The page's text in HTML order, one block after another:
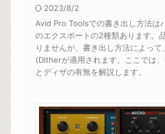
2023/8/2
Avid Pro Toolsでの書き出し方法は
のエクスポートの2種類あります。
りませんが、書き出し方法によっ
(Ditherが適用されます。ここでは
とディザの有無を解説します。